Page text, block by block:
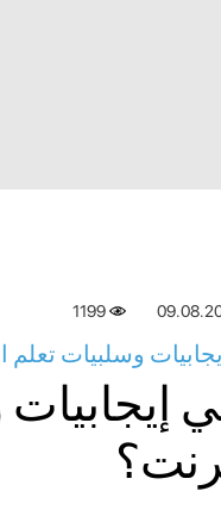
1199
وسلبيات تعلم